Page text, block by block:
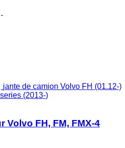
jante de camion Volvo FH (01.12-)
(2013-)
Volvo FH, FM, FMX-4